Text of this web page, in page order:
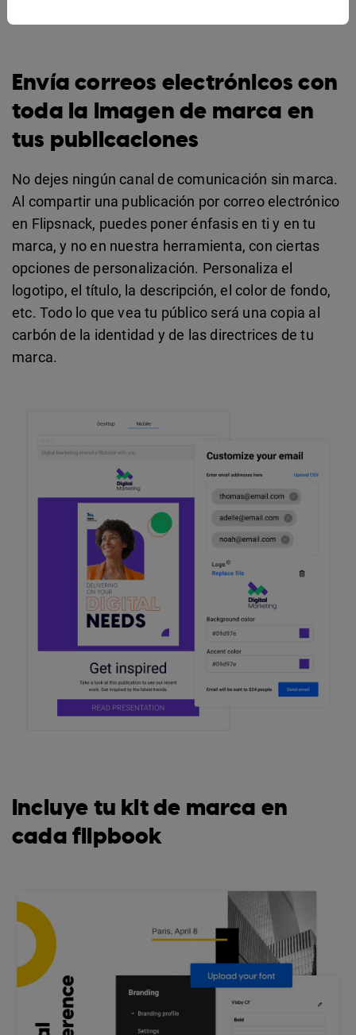
Envía correos electrónicos con
toda la imagen de marca en
tus publicaciones
No dejes ningún canal de comunicación sin marca.
Al compartir una publicación por correo electrónico
en Flipsnack, puedes poner énfasis en ti y en tu
marca, y no en nuestra herramienta, con ciertas
opciones de personalización. Personaliza el
logotipo, el título, la descripción, el color de fondo,
etc. Todo lo que vea tu público será una copia al
carbón de la identidad y de las directrices de tu
marca.
Incluye tu kit de marca en
cada flipbook